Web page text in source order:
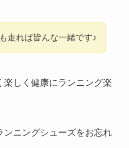
走れば皆んな一緒です♪
楽しく健康にランニング楽
ンニングシューズをお忘れ